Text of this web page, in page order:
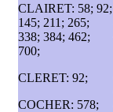
CLAIRET: 58; 92;
145; 211; 265;
338; 384; 462;
700;
CLERET: 92;
COCHER: 578;